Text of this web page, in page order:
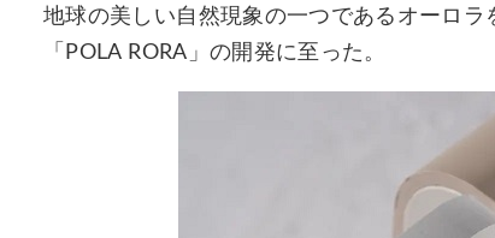
地球の美しい自然現象の一つであるオーロ
「POLA RORA」の開発に至った。